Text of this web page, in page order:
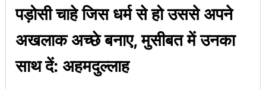
पड़ोसी चाहे जिस धर्म से हो उससे अपने
अखलाक अच्छे बनाए, मुसीबत में उनका
साथ दें: अहमदुल्लाह